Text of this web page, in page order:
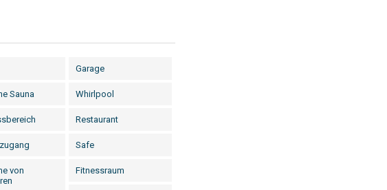
Garage
Sauna Whirlpool
Restaurant
Safe
von
Fitnessraum